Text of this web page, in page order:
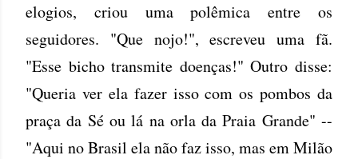
elogios, criou uma polêmica entre os
seguidores. "Que nojo!", escreveu uma fã.
"Esse bicho transmite doenças!" Outro disse:
"Queria ver ela fazer isso com os pombos da
praça da Sé ou lá na orla da Praia Grande" --
"Aqui no Brasil ela não faz isso, mas em Milão